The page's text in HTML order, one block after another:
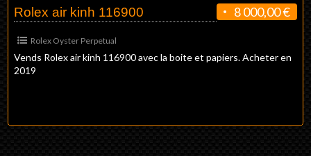
8 000,00 €
Rolex air kinh 116900
Rolex Oyster Perpetual
Vends Rolex air kinh 116900 avec la boite et papiers. Acheter en
2019